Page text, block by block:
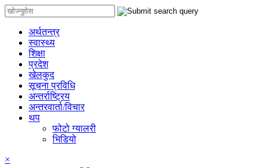
अर्थतन्त्र
स्वास्थ्य
शिक्षा
प्रदेश
खेलकुद
सूचना प्रविधि
अन्तर्राष्ट्रिय
अन्तरवार्ता/विचार
थप
फोटो ग्यालरी
भिडियो
×